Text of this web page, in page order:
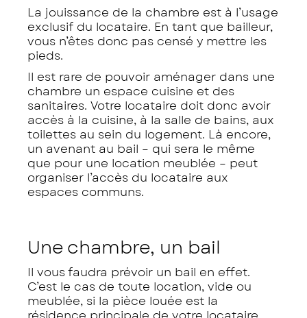
La jouissance de la chambre est à l’usage
exclusif du locataire. En tant que bailleur,
vous n’êtes donc pas censé y mettre les
pieds.
Il est rare de pouvoir aménager dans une
chambre un espace cuisine et des
sanitaires. Votre locataire doit donc avoir
accès à la cuisine, à la salle de bains, aux
toilettes au sein du logement. Là encore,
un avenant au bail – qui sera le même
que pour une location meublée – peut
organiser l’accès du locataire aux
espaces communs.
Une chambre, un bail
Il vous faudra prévoir un bail en effet.
C’est le cas de toute location, vide ou
meublée, si la pièce louée est la